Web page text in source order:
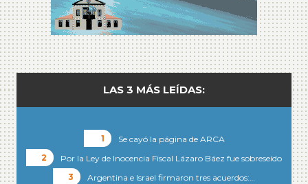
LAS 3 MÁS LEÍDAS:
Se cayó la página de ARCA
Por la Ley de Inocencia Fiscal Lázaro Báez fue sobreseído
Argentina e Israel firmaron tres acuerdos:…